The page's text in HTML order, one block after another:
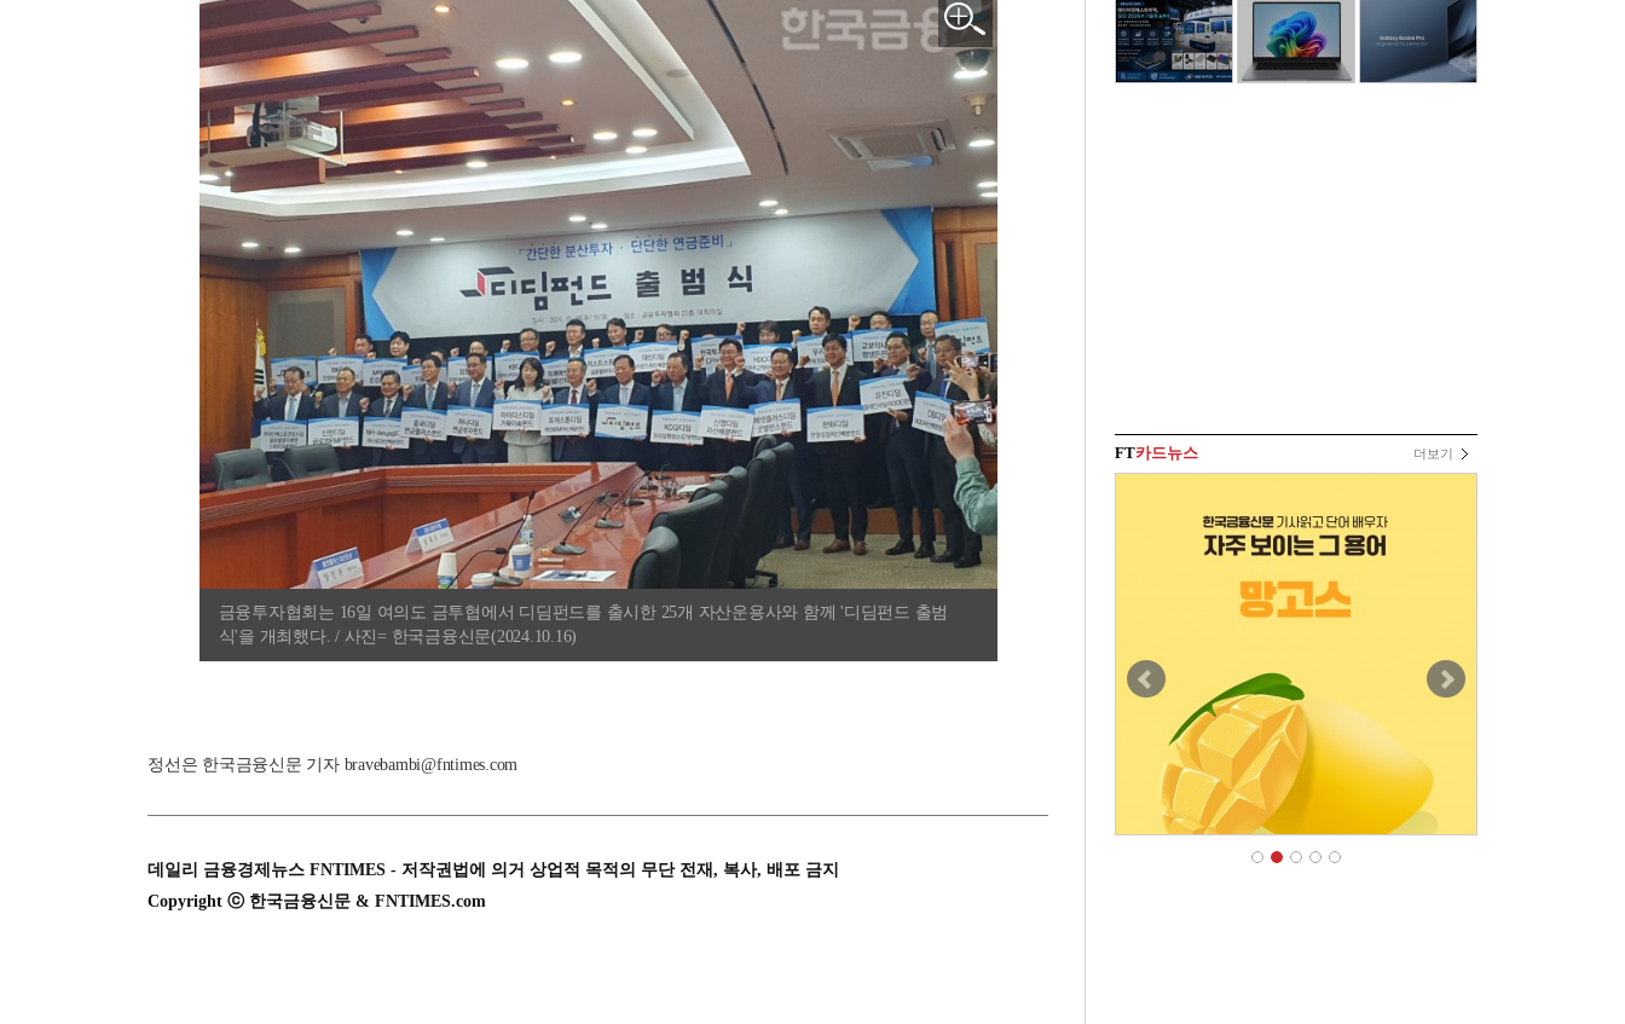
금융투자협회는 16일 여의도 금투협에서 디딤펀드를 출시한 25개 자산운용사와 함께 '디딤펀드 출범
식'을 개최했다. / 사진= 한국금융신문(2024.10.16)
정선은 한국금융신문 기자 bravebambi@fntimes.com
데일리 금융경제뉴스 FNTIMES - 저작권법에 의거 상업적 목적의 무단 전재, 복사, 배포 금지
Copyright ⓒ 한국금융신문 & FNTIMES.com
FT카드뉴스 더보기